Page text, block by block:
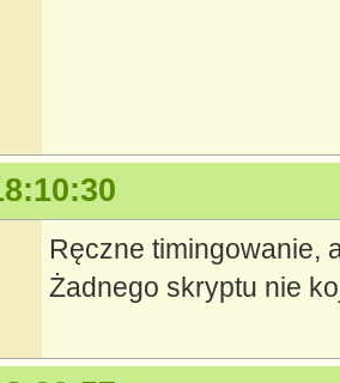
Ręczne timingowanie,
Żadnego skryptu nie